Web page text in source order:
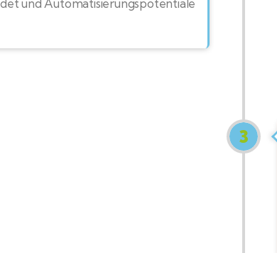
und Automatisierungspotentiale
3